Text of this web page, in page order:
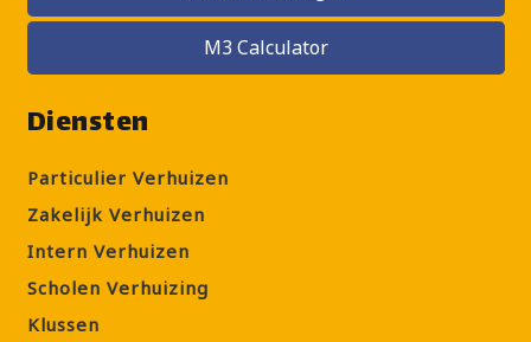
M3 Calculator
Diensten
Particulier Verhuizen
Zakelijk Verhuizen
Intern Verhuizen
Scholen Verhuizing
Klussen